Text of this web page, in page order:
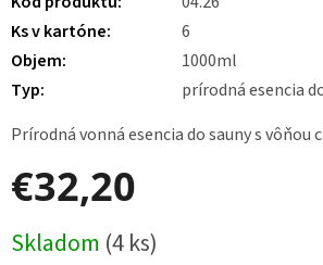
Ks v kartóne:
6
Objem:
1000ml
Typ:
prírodná esencia
Prírodná vonná esencia do sauny s vôňou
€32,20
Jednotková
cena:
Skladom (4 ks)